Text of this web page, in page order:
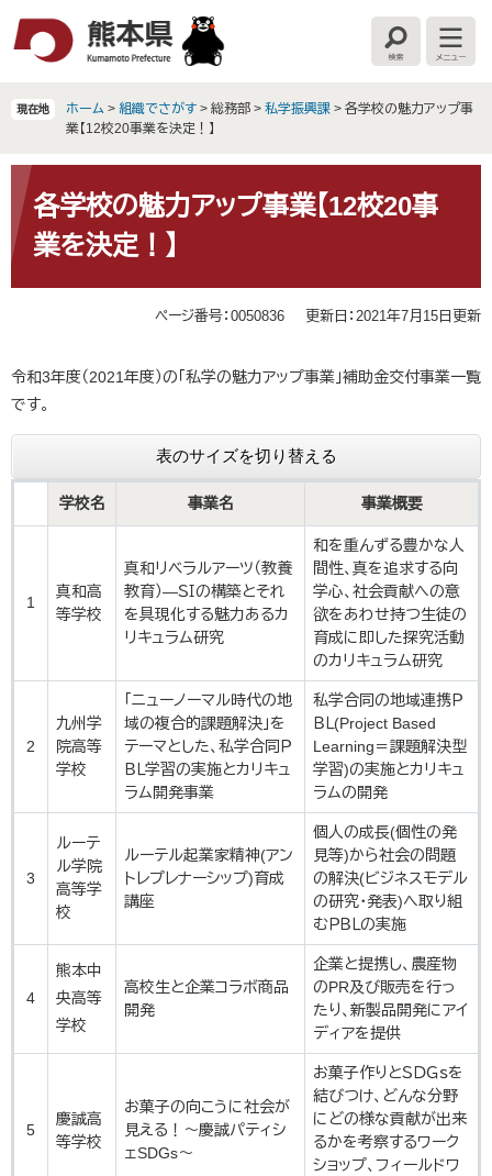
文
へ
検
索
メ
ニ
ー
現在地 ホーム > 組織でさがす > 総務部 > 私学振興課 > 各学校の魅力アップ事
業【12校20事業を決定！】
文 各学校の魅力アップ事業【12校20事
業を決定！】
ページ番号：0050836 更新日：2021年7月15日更新
令和3年度（2021年度）の「私学の魅力アップ事業」補助金交付事業一覧
です。
表のサイズを切り替える
学校名 事業名 事業概要
1
真和高
等学校
​真和リベラルアーツ（教養
教育）―ＳＩの構築とそれ
を具現化する魅力あるカ
リキュラム研究
​和を重んずる豊かな人
間性、真を追求する向
学心、社会貢献への意
欲をあわせ持つ生徒の
育成に即した探究活動
のカリキュラム研究
2
九州学
院高等
学校
「ニューノーマル時代の地
域の複合的課題解決」を
テーマとした、私学合同Ｐ
ＢＬ学習の実施とカリキュ
ラム開発事業
私学合同の地域連携Ｐ
ＢＬ(Project Based
Learning＝課題解決型
学習)の実施とカリキュ
ラムの開発
3
ルーテ
ル学院
高等学
校
ルーテル起業家精神(アン
トレプレナーシップ)育成
講座
個人の成長(個性の発
見等)から社会の問題
の解決(ビジネスモデル
の研究・発表)へ取り組
むＰＢＬの実施
4
熊本中
央高等
学校
​高校生と企業コラボ商品
開発
企業と提携し、農産物
のPR及び販売を行っ
たり、新製品開発にアイ
ディアを提供
5
慶誠高
等学校
お菓子の向こうに社会が
見える！～慶誠パティシ
ェSDGs～
お菓子作りとＳＤＧｓを
結びつけ、どんな分野
にどの様な貢献が出来
るかを考察するワーク
ショップ、フィールドワ